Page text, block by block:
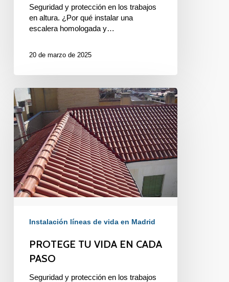
Seguridad y protección en los trabajos
en altura. ¿Por qué instalar una
escalera homologada y…
20 de marzo de 2025
PROTEGE
TU
VIDA
EN
CADA
PASO
Instalación líneas de vida en Madrid
PROTEGE TU VIDA EN CADA
PASO
Seguridad y protección en los trabajos